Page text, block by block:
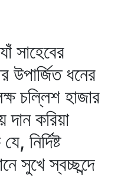
সাহেবের
উপার্জিত ধনের
চল্লিশ হাজার
করিয়া
নির্দিষ্ট
সুখে স্বচ্ছন্দে